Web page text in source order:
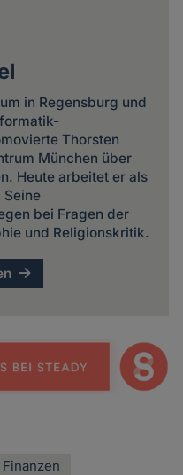
in Regensburg und
Thorsten
München über
Heute arbeitet er als
Seine
bei Fragen der
und Religionskritik.
Finanzen